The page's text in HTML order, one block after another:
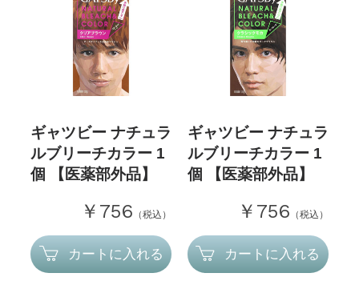
ギャツビー ナチュラ
ルブリーチカラー 1
個 【医薬部外品】
￥756 （税込）
カートに入れる
ギャツビー ナチュラ
ルブリーチカラー 1
個 【医薬部外品】
￥756 （税込）
カートに入れる